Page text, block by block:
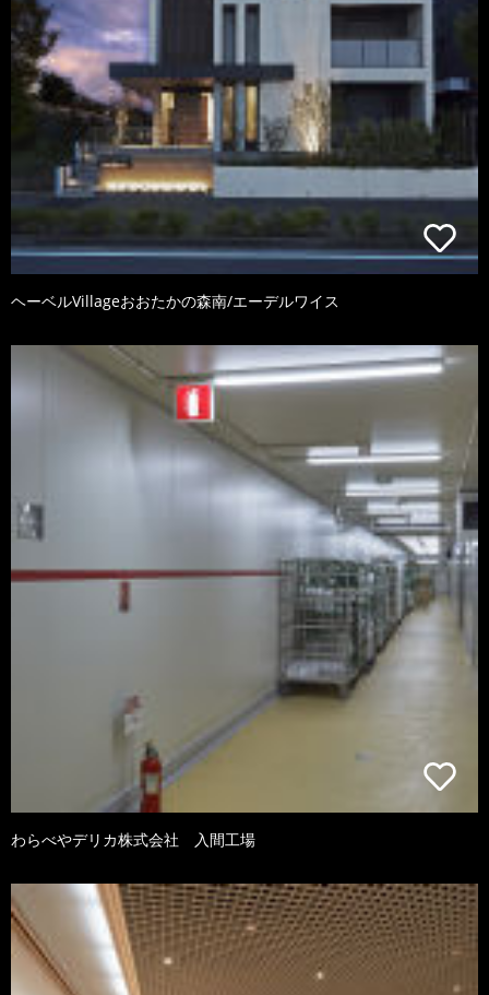
ヘーベルVillageおおたかの森南/エーデルワイス
わらべやデリカ株式会社 入間工場